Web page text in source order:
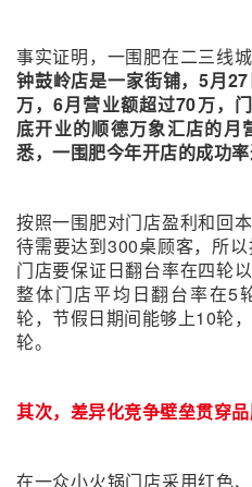
事实证明，一围肥在二三线
钟鼓岭店是一家街铺，5月
万，6月营业额超过70万，
底开业的顺德万象汇店的
悉，一围肥今年开店的成功率
按照一围肥对门店盈利和回
待需要达到300桌顾客，所以
门店要保证日翻台率在四轮
整体门店平均日翻台率在5
轮，节假日期间能够上10轮
轮。
其次，差异化竞争壁垒贯穿品
在一众小火锅门店采用红色